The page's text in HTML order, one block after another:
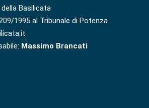
Basilicata
1995 al Tribunale di Potenza
Massimo Brancati